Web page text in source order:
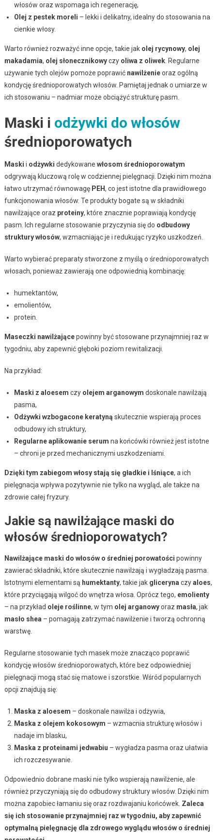
włosów oraz wspomaga ich regenerację,
Olej z pestek moreli – lekki i delikatny, idealny do stosowania na
cienkie włosy.
Warto również rozważyć inne opcje, takie jak olej rycynowy, olej
makadamia, olej słonecznikowyczy oliwa z oliwek. Regularne
używanie tych olejów pomoże poprawić nawilżenieoraz ogólną
kondycję średnioporowatych włosów. Pamiętaj jednak o umiarze w
ich stosowaniu – nadmiar może obciążyć strukturę pasm.
Maski i odżywki do włosów
średnioporowatych
Maski i odżywki dedykowane włosom średnioporowatym
odgrywają kluczową rolę w codziennej pielęgnacji. Dzięki nim można
łatwo utrzymać równowagę PEH, co jest istotne dla prawidłowego
funkcjonowania włosów. Te produkty bogate są w składniki
nawilżające oraz proteiny, które znacznie poprawiają kondycję
pasm. Ich regularne stosowanie przyczynia się do odbudowy
struktury włosów, wzmacniając je i redukując ryzyko uszkodzeń.
Warto wybierać preparaty stworzone z myślą o średnioporowatych
włosach, ponieważ zawierają one odpowiednią kombinację:
humektantów,
emolientów,
protein.
Maseczki nawilżającepowinny być stosowane przynajmniej raz w
tygodniu, aby zapewnić głęboki poziom rewitalizacji.
Na przykład:
Maski z aloesem czy olejem arganowym doskonale nawilżają
pasma,
Odżywki wzbogacone keratyną skutecznie wspierają proces
odbudowy ich struktury,
Regularne aplikowanie serum na końcówki również jest istotne
– chroni je przed mechanicznymi uszkodzeniami.
Dzięki tym zabiegom włosy stają się gładkie i lśniące, a ich
pielęgnacja wpływa pozytywnie nie tylko na wygląd, ale także na
zdrowie całej fryzury.
Jakie są nawilżające maski do
włosów średnioporowatych?
Nawilżające maski do włosów o średniej porowatości powinny
zawierać składniki, które skutecznie nawilżają i wygładzają pasma.
Istotnymi elementami są humektanty, takie jak gliceryna czyaloes,
które przyciągają wilgoć do wnętrza włosa. Oprócz tego, emolienty
– na przykład oleje roślinne, w tym olej arganowyoraz masła, jak
masło shea – pomagają zatrzymać nawilżenie i tworzą ochronną
warstwę.
Regularne stosowanie tych masek może znacząco poprawić
kondycję włosów średnioporowatych, które bez odpowiedniej
pielęgnacji mogą stać się matowe i szorstkie. Wśród popularnych
opcji znajdują się:
Maska z aloesem – doskonale nawilża i odżywia,
Maska z olejem kokosowym – wzmacnia strukturę włosów i
nadaje im blasku,
Maska z proteinami jedwabiu – wygładza pasma oraz ułatwia
ich rozczesywanie.
Odpowiednio dobrane maski nie tylko wspierają nawilżenie, ale
również przyczyniają się do odbudowy struktury włosów. Dzięki nim
można zapobiec łamaniu się oraz rozdwajaniu końcówek. Zaleca
się ich stosowanie przynajmniej raz w tygodniu, aby zapewnić
optymalną pielęgnację dla zdrowego wyglądu włosów o średniej